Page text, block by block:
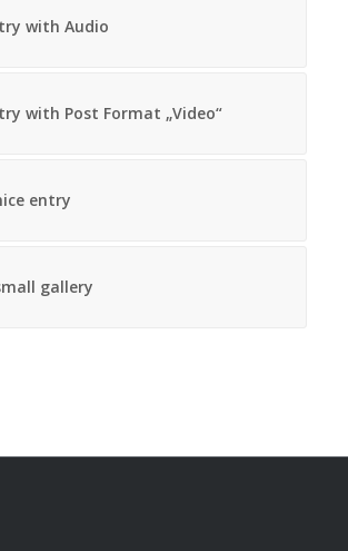
with Audio
with Post Format „Video“
entry
gallery